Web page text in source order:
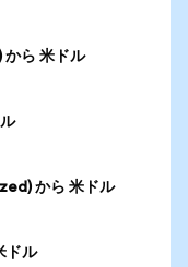
ら 米ドル
から 米ドル
ドル